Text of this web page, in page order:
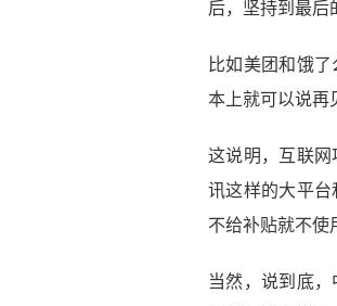
后，坚持到最后
比如美团和饿
本上就可以说再
这说明，互联
讯这样的大平
不给补贴就不使
当然，说到底